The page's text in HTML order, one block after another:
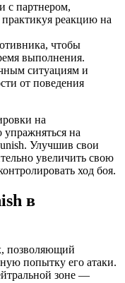
с партнером,
реакцию на
чтобы
выполнения.
ситуациям и
от поведения
на
на
Улучшив свои
увеличить свою
ход боя.
в
позволяющий
попытку его атаки.
зоне —